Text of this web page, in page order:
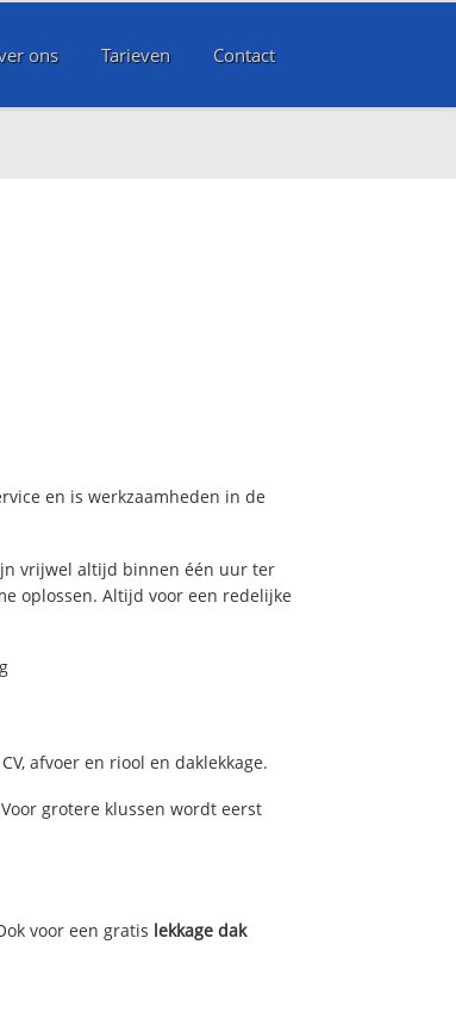
ons Tarieven Contact
en is werkzaamheden in de
vrijwel altijd binnen één uur ter
oplossen. Altijd voor een redelijke
afvoer en riool en daklekkage.
grotere klussen wordt eerst
voor een gratis lekkage dak